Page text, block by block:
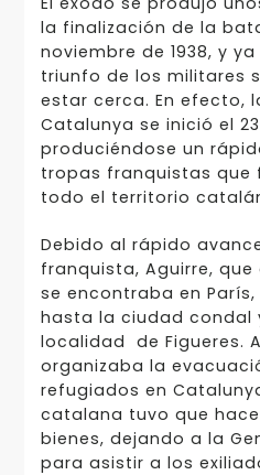
la finalización de la
noviembre de 1938, y
triunfo de los militares
estar cerca. En efecto,
Catalunya se inició el
produciéndose un
tropas franquistas que
todo el territorio
Debido al rápido
franquista, Aguirre,
se encontraba en
hasta la ciudad condal
localidad de Figueres.
organizaba la
refugiados en
catalana tuvo que
bienes, dejando a la
para asistir a los